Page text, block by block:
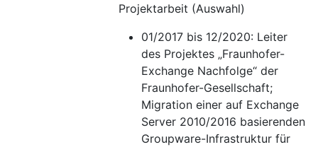
Projektarbeit (Auswahl)
01/2017 bis 12/2020: Leiter
des Projektes „Fraunhofer-
Exchange Nachfolge“ der
Fraunhofer-Gesellschaft;
Migration einer auf Exchange
Server 2010/2016 basierenden
Groupware-Infrastruktur für